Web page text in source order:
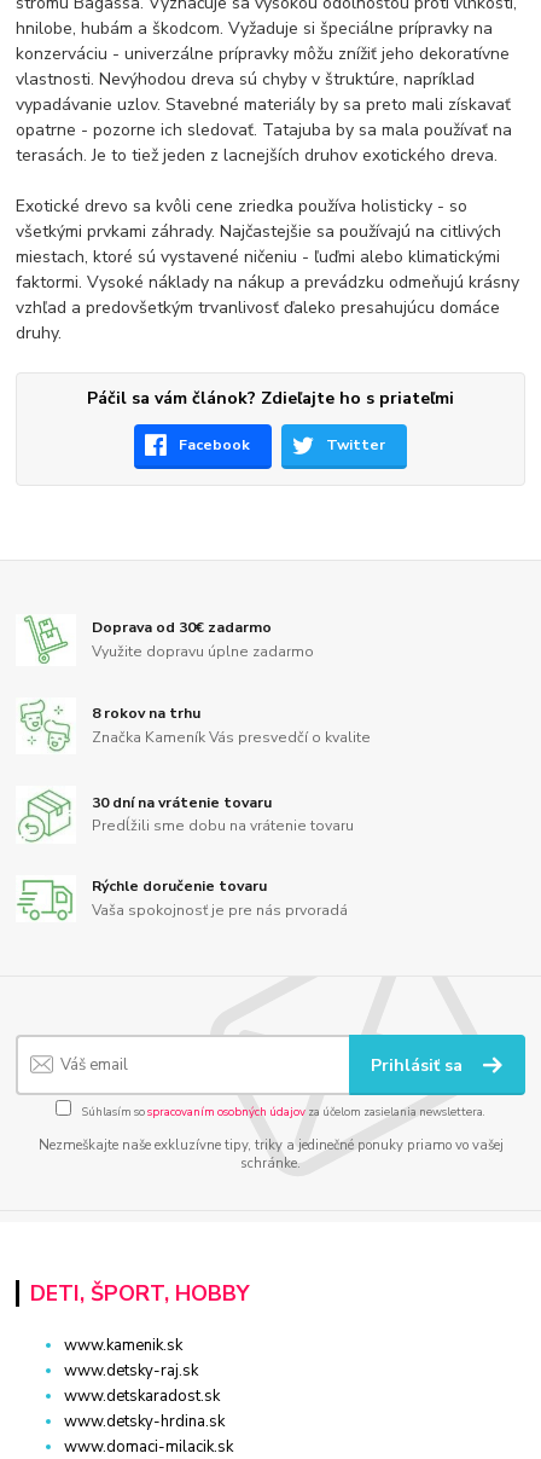
hnilobe, hubám a škodcom. Vyžaduje si špeciálne prípravky na
konzerváciu - univerzálne prípravky môžu znížiť jeho dekoratívne
vlastnosti. Nevýhodou dreva sú chyby v štruktúre, napríklad
vypadávanie uzlov. Stavebné materiály by sa preto mali získavať
opatrne - pozorne ich sledovať. Tatajuba by sa mala používať na
terasách. Je to tiež jeden z lacnejších druhov exotického dreva.
Exotické drevo sa kvôli cene zriedka používa holisticky - so
všetkými prvkami záhrady. Najčastejšie sa používajú na citlivých
miestach, ktoré sú vystavené ničeniu - ľuďmi alebo klimatickými
faktormi. Vysoké náklady na nákup a prevádzku odmeňujú krásny
vzhľad a predovšetkým trvanlivosť ďaleko presahujúcu domáce
druhy.
Páčil sa vám článok? Zdieľajte ho s priateľmi
Facebook Twitter
Doprava od 30€ zadarmo
Využite dopravu úplne zadarmo
8 rokov na trhu
Značka Kameník Vás presvedčí o kvalite
30 dní na vrátenie tovaru
Predĺžili sme dobu na vrátenie tovaru
Rýchle doručenie tovaru
Vaša spokojnosť je pre nás prvoradá
Prihlásiť sa
Súhlasím sospracovaním osobných údajov za účelom zasielania newslettera.
Nezmeškajte naše exkluzívne tipy, triky a jedinečné ponuky priamo vo vašej
schránke.
DETI, ŠPORT, HOBBY
www.kamenik.sk
www.detsky-raj.sk
www.detskaradost.sk
www.detsky-hrdina.sk
www.domaci-milacik.sk